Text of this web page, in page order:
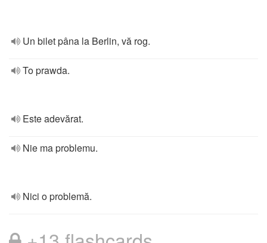
Un bilet pâna la Berlin, vă rog.
To prawda.
Este adevărat.
Nie ma problemu.
Nici o problemă.